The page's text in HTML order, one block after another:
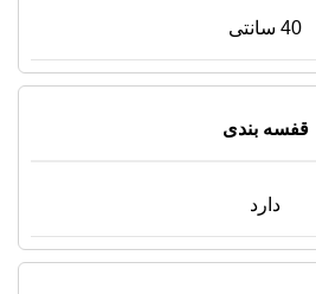
40 سانتی
قفسه بندی
دارد